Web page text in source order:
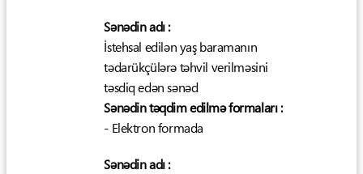
Sənədin adı :
İstehsal edilən yaş baramanın
tədarükçülərə təhvil verilməsini
təsdiq edən sənəd
Sənədin təqdim edilmə formaları :
- Elektron formada
Sənədin adı :